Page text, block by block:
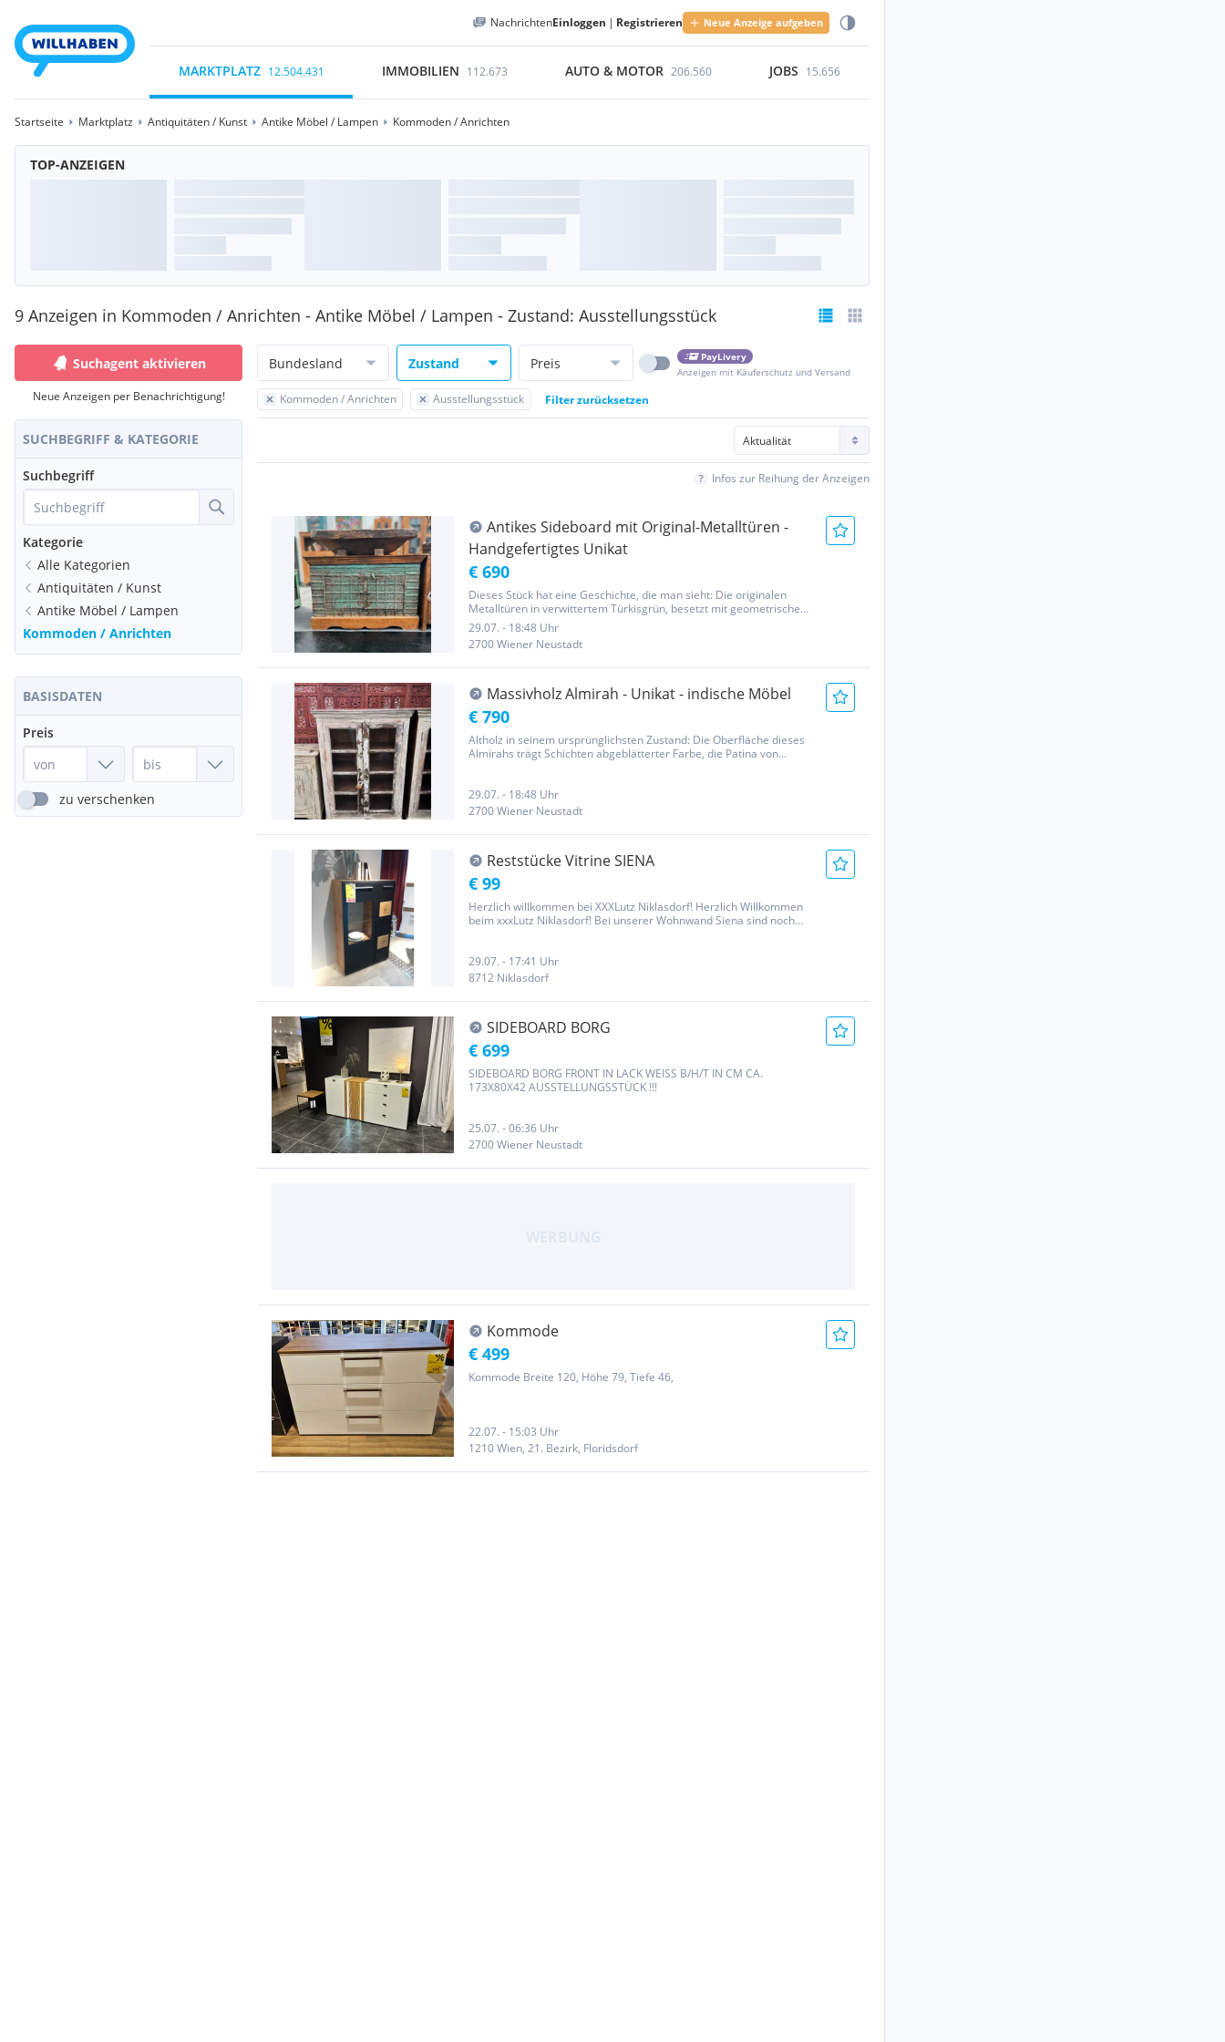
NachrichtenEinloggen | Registrieren Neue Anzeige aufgeben
MARKTPLATZ 12.504.431 IMMOBILIEN 112.673 AUTO & MOTOR 206.560 JOBS 15.656
Startseite Marktplatz Antiquitäten / Kunst Antike Möbel / Lampen Kommoden / Anrichten
TOP-ANZEIGEN
9 Anzeigen in Kommoden / Anrichten - Antike Möbel / Lampen - Zustand: Ausstellungsstück
Suchagent aktivieren
Neue Anzeigen per Benachrichtigung!
SUCHBEGRIFF & KATEGORIE
Suchbegriff
Kategorie
Alle Kategorien
Antiquitäten / Kunst
Antike Möbel / Lampen
Kommoden / Anrichten
BASISDATEN
Preis
zu verschenken
Bundesland Zustand Preis
PayLivery
Anzeigen mit Käuferschutz und Versand
Kommoden / Anrichten Ausstellungsstück Filter zurücksetzen
Infos zur Reihung der Anzeigen
Antikes Sideboard mit Original-Metalltüren -
Handgefertigtes Unikat
€ 690
Dieses Stück hat eine Geschichte, die man sieht: Die originalen
Metalltüren in verwittertem Türkisgrün, besetzt mit geometrischen
Rautenmotiven und schweren Eisenbeschlägen, sprechen von
Jahrzehnten — vielleicht Jahrhunderten. Der Korpus aus warmem...
29.07. - 18:48 Uhr
2700 Wiener Neustadt
Massivholz Almirah - Unikat - indische Möbel
€ 790
Altholz in seinem ursprünglichsten Zustand: Die Oberfläche dieses
Almirahs trägt Schichten abgeblätterter Farbe, die Patina von
29.07. - 18:48 Uhr
2700 Wiener Neustadt
Reststücke Vitrine SIENA
€ 99
Herzlich willkommen bei XXXLutz Niklasdorf! Herzlich Willkommen
beim xxxLutz Niklasdorf! Bei unserer Wohnwand Siena sind noch
29.07. - 17:41 Uhr
8712 Niklasdorf
SIDEBOARD BORG
€ 699
SIDEBOARD BORG FRONT IN LACK WEISS B/H/T IN CM CA.
173X80X42 AUSSTELLUNGSSTÜCK !!!
25.07. - 06:36 Uhr
2700 Wiener Neustadt
Kommode
€ 499
Kommode Breite 120, Höhe 79, Tiefe 46,
22.07. - 15:03 Uhr
1210 Wien, 21. Bezirk, Floridsdorf